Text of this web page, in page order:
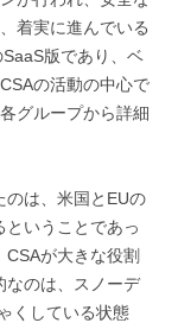
着実に進んでいる
版であり、ベ
の活動の中心で
グループから詳細
のは、米国とEUの
いうことであっ
が大きな役割
なのは、スノーデ
くしている状態